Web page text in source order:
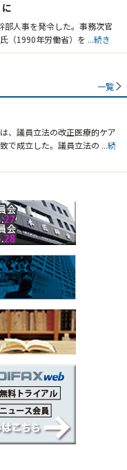
人事を発令した。事務次官
（1990年労働省）を ...続き
一覧
、議員立法の改正医療的ケア
で成立した。議員立法の ...続